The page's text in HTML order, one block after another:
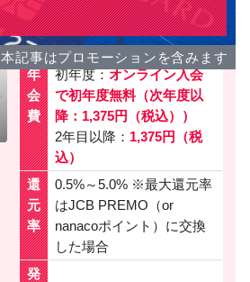
本記事はプロモーションを含みます
年
会
費
初年度：オンライン入会
で初年度無料（次年度以
降：1,375円（税込））
2年目以降： 1,375円（税
込）
還
元
率
0.5%～5.0% ※最大還元率
はJCB PREMO（or
nanacoポイント）に交換
した場合
発